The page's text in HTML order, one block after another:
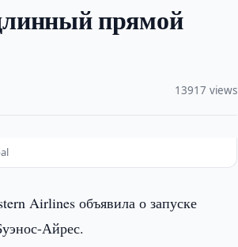
прямой
13917 views
Airlines объявила о запуске
Айрес.